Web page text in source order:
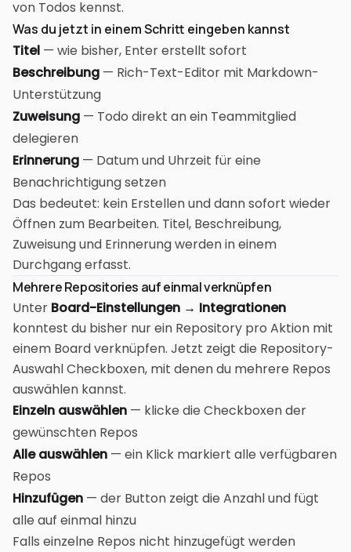
von Todos kennst.
Was du jetzt in einem Schritt eingeben kannst
Titel — wie bisher, Enter erstellt sofort
Beschreibung — Rich-Text-Editor mit Markdown-
Unterstützung
Zuweisung — Todo direkt an ein Teammitglied
delegieren
Erinnerung — Datum und Uhrzeit für eine
Benachrichtigung setzen
Das bedeutet: kein Erstellen und dann sofort wieder
Öffnen zum Bearbeiten. Titel, Beschreibung,
Zuweisung und Erinnerung werden in einem
Durchgang erfasst.
Mehrere Repositories auf einmal verknüpfen
Unter Board-Einstellungen → Integrationen
konntest du bisher nur ein Repository pro Aktion mit
einem Board verknüpfen. Jetzt zeigt die Repository-
Auswahl Checkboxen, mit denen du mehrere Repos
auswählen kannst.
Einzeln auswählen — klicke die Checkboxen der
gewünschten Repos
Alle auswählen — ein Klick markiert alle verfügbaren
Repos
Hinzufügen — der Button zeigt die Anzahl und fügt
alle auf einmal hinzu
Falls einzelne Repos nicht hinzugefügt werden